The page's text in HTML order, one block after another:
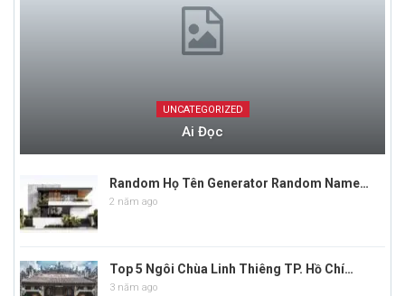
UNCATEGORIZED
Ai Đọc
Random Họ Tên Generator Random Name…
2 năm ago
Top 5 Ngôi Chùa Linh Thiêng TP. Hồ Chí…
3 năm ago